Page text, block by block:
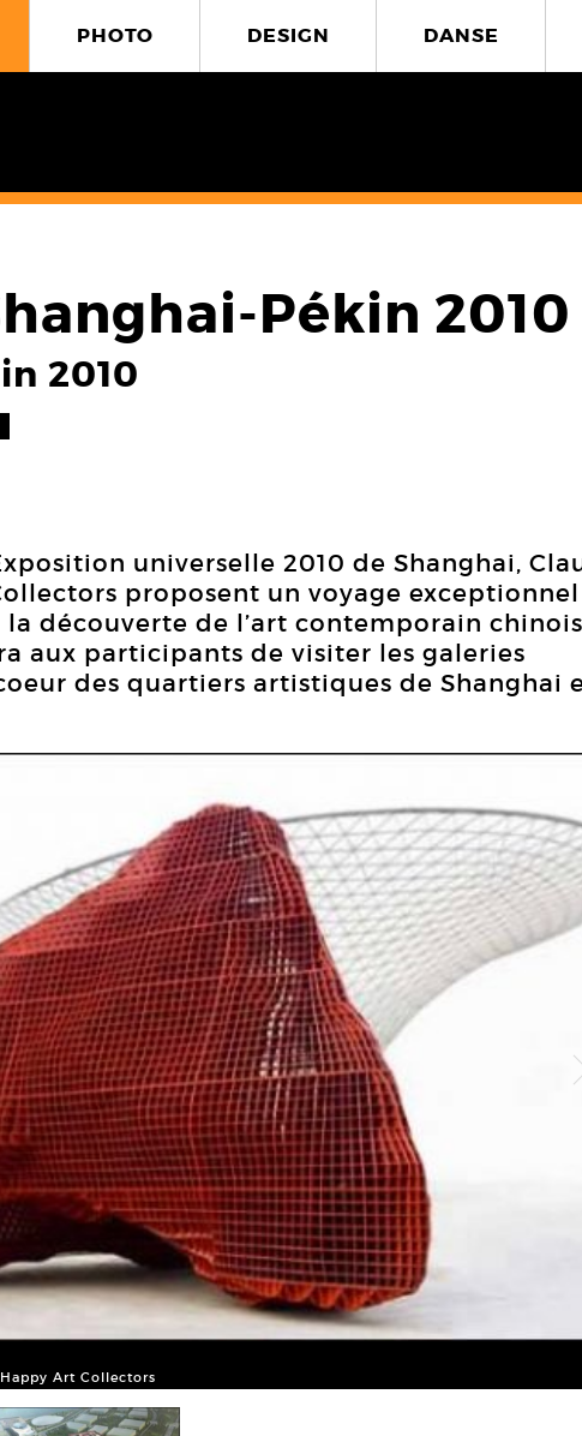
PHOTO DESIGN DANSE
Pékin 2010
2010
universelle 2010 de Shanghai,
proposent un voyage
la découverte de l’art contemporain
aux participants de visiter les galeries
des quartiers artistiques de Shanghai
Art Collectors